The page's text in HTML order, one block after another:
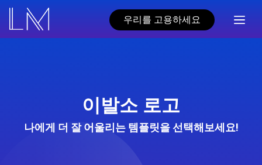
우리를 고용하세요
이발소 로고
나에게 더 잘 어울리는 템플릿을 선택해보세요!